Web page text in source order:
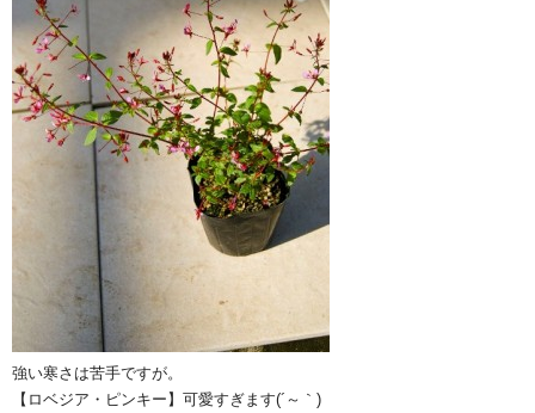
強い寒さは苦手ですが。
【ロベジア・ピンキー】可愛すぎます(´～｀)